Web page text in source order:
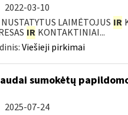
2022-03-10
LAIMĖTOJUS IR
IR KONTAKTINIAI...
Viešieji pirkimai
sumokėtų
2025-07-24